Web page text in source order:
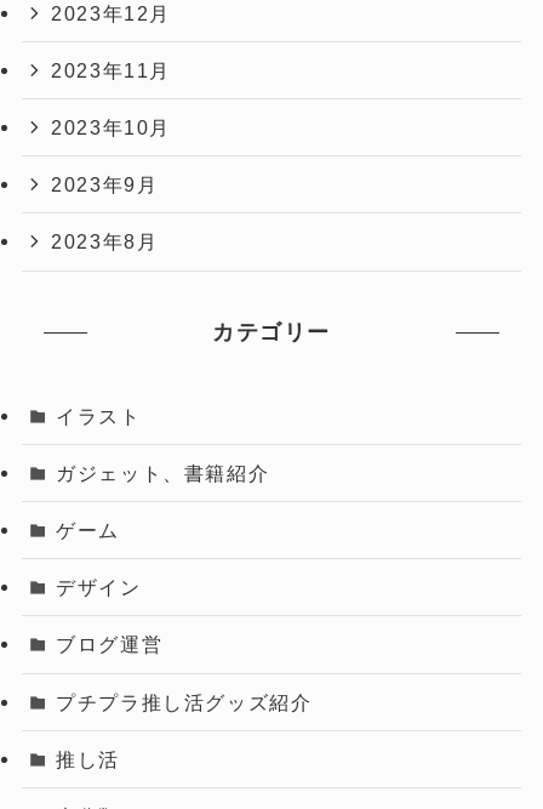
2023年12月
2023年11月
2023年10月
2023年9月
2023年8月
カテゴリー
イラスト
ガジェット、書籍紹介
ゲーム
デザイン
ブログ運営
プチプラ推し活グッズ紹介
推し活